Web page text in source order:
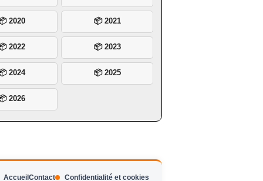
2020 📦 2021
2022 📦 2023
2024 📦 2025
2026
Accueil Contact Confidentialité et cookies